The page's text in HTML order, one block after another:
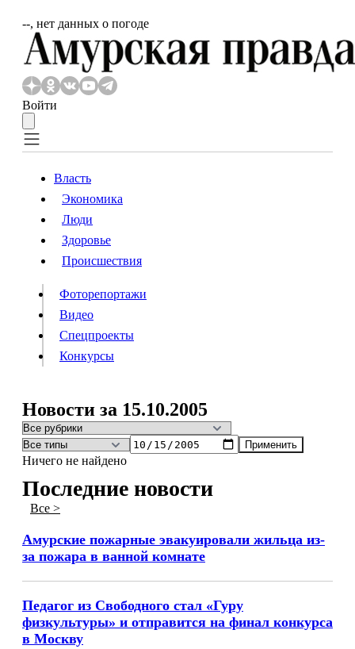
‐‐, нет данных о погоде
Войти
Власть
Происшествия
Видео
Конкурсы
ИнформацияПодпискаРекламаВсе новостиАрхив
Власть
Экономика
Люди
Здоровье
Происшествия
Фоторепортажи
Видео
Спецпроекты
Конкурсы
Новости за 15.10.2005
Применить
Ничего не найдено
Последние новости
Все >
Амурские пожарные эвакуировали жильца из-
за пожара в ванной комнате
Педагог из Свободного стал «Гуру
физкультуры» и отправится на финал конкурса
в Москву